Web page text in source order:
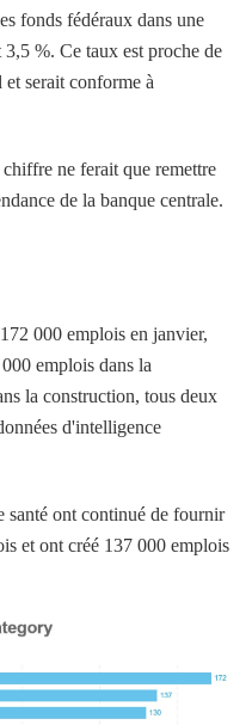
fonds fédéraux dans une
%. Ce taux est proche de
serait conforme à
ne ferait que remettre
de la banque centrale.
000 emplois en janvier,
emplois dans la
la construction, tous deux
d'intelligence
santé ont continué de fournir
et ont créé 137 000 emplois